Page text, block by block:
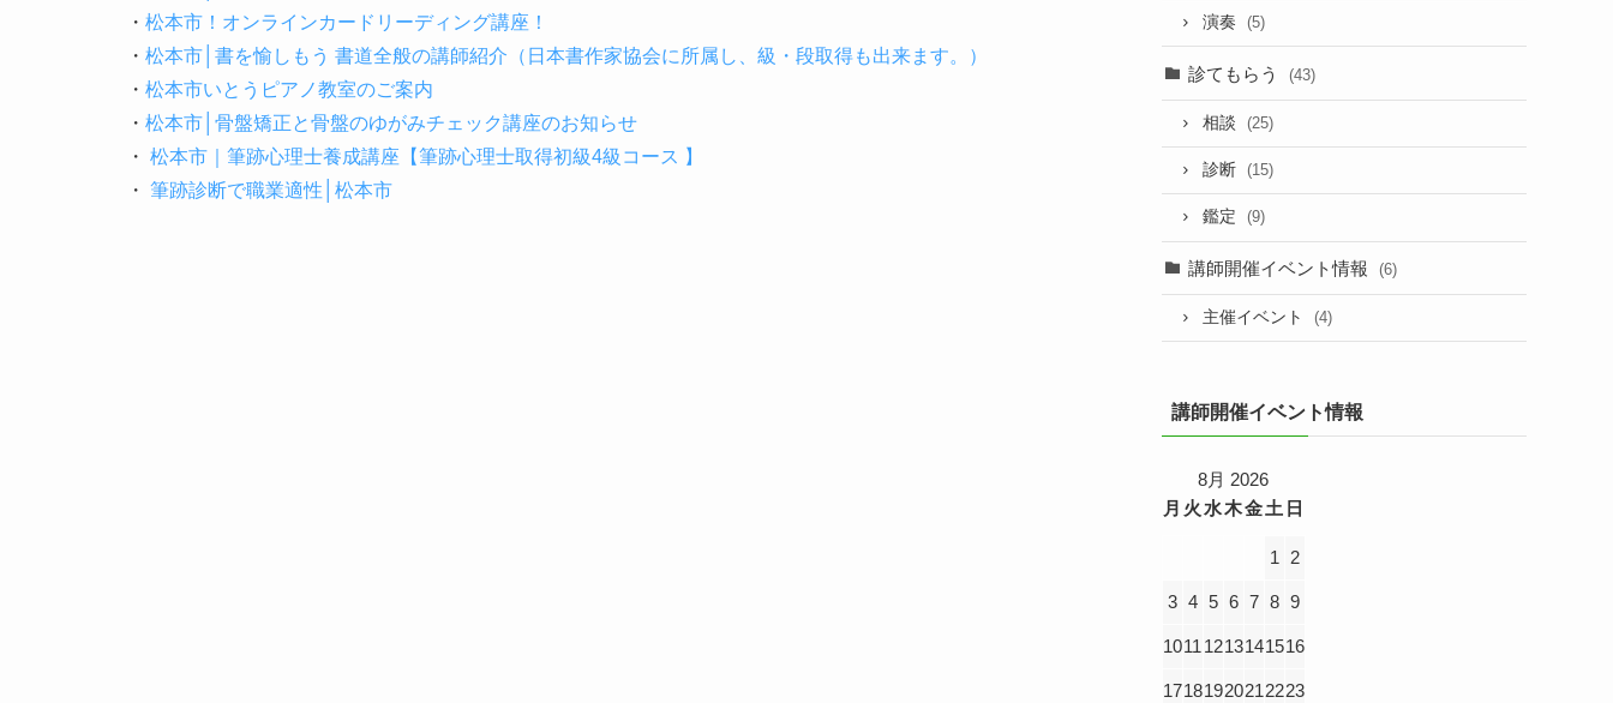
・松本市！オンラインカードリーディング講座！
・松本市│書を愉しもう 書道全般の講師紹介（日本書作家協会に所属し、級・段取得も出来ます。）
・松本市いとうピアノ教室のご案内
・松本市│骨盤矯正と骨盤のゆがみチェック講座のお知らせ
・ 松本市｜筆跡心理士養成講座【筆跡心理士取得初級4級コース 】
・ 筆跡診断で職業適性│松本市
演奏 (5)
診てもらう (43)
相談 (25)
診断 (15)
鑑定 (9)
講師開催イベント情報 (6)
主催イベント (4)
講師開催イベント情報
8月 2026
月 火 水木金土 日
1 2
3 4 5 6 7 8 9
1011 1213141516
17181920212223